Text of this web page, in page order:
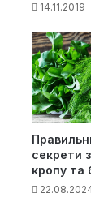
14.11.2019
секрети
кропу та